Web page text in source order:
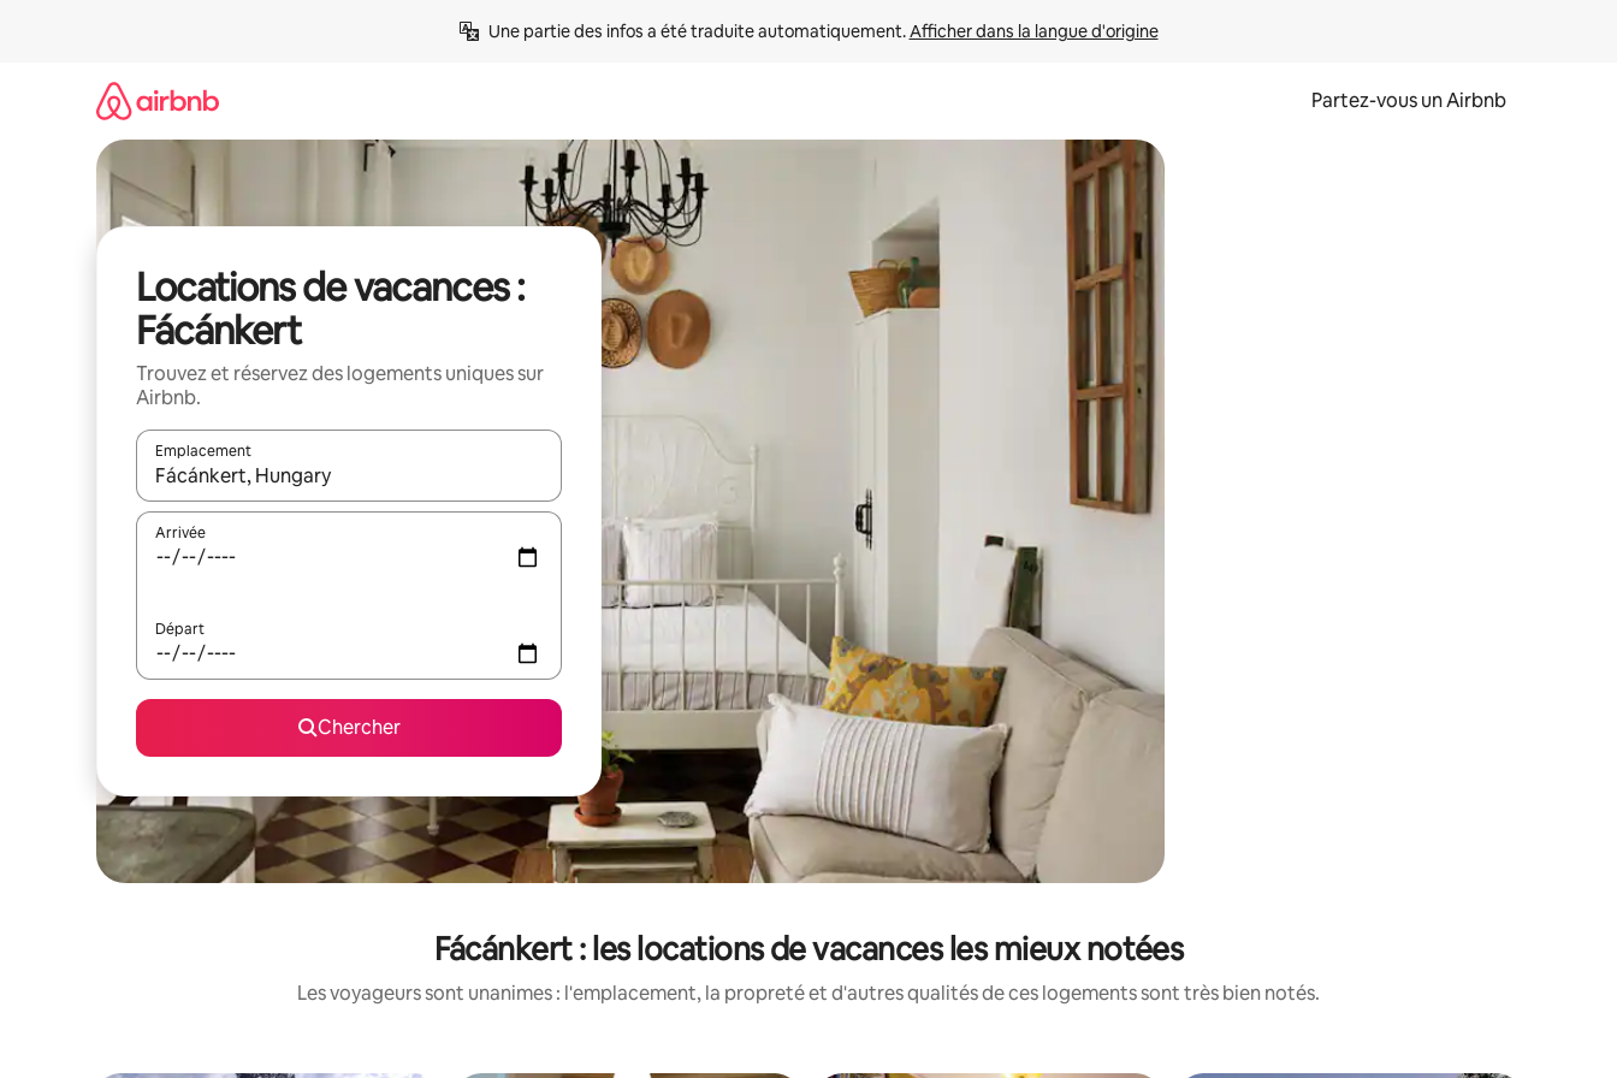
Une partie des infos a été traduite automatiquement. Afficher dans la langue d'origine
Partez-vous un Airbnb
Locations de vacances :
Fácánkert
Trouvez et réservez des logements uniques sur
Airbnb.
Emplacement
Quand les résultats sont affichés, parcourez-les en utilisant les flèches vers le haut et vers le bas, ou en appuyant dessus et en les faisant glisser.
Arrivée
Départ
Chercher
Fácánkert : les locations de vacances les mieux notées
Les voyageurs sont unanimes : l'emplacement, la propreté et d'autres qualités de ces logements sont très bien notés.